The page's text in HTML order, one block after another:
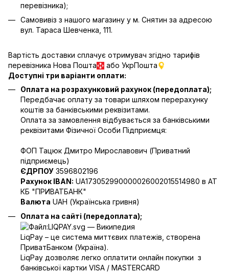
перевізника);
Самовивіз з нашого магазину у м. Снятин за адресою
вул. Тараса Шевченка, 111.
Вартість доставки сплачує отримувач згідно тарифів
перевізника Нова Пошта
або УкрПошта
Доступні три варіанти оплати:
Оплата на розрахунковий рахунок (передоплата);
Передбачає оплату за товари шляхом перерахунку
коштів за банківськими реквізитами.
Оплата за замовлення відбувається за банківськими
реквізитами Фізичної Особи Підприємця:
ФОП Тацюк Дмитро Мирославович (Приватний
пiдприємець)
ЄДРПОУ 3596802196
Рахунок IBAN: UA173052990000026002015514980 в АТ
КБ "ПРИВАТБАНК"
Валюта UAH (Українська гривня)
Оплата на сайті (передоплата);
LiqPay – це система миттєвих платежів, створена
ПриватБанком (Україна).
LiqPay дозволяє легко оплатити онлайн покупки з
банківської картки VISA / MASTERCARD